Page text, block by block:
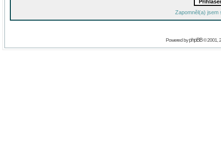
Zapomněl(a) jsem
Powered byphpBB© 2001,